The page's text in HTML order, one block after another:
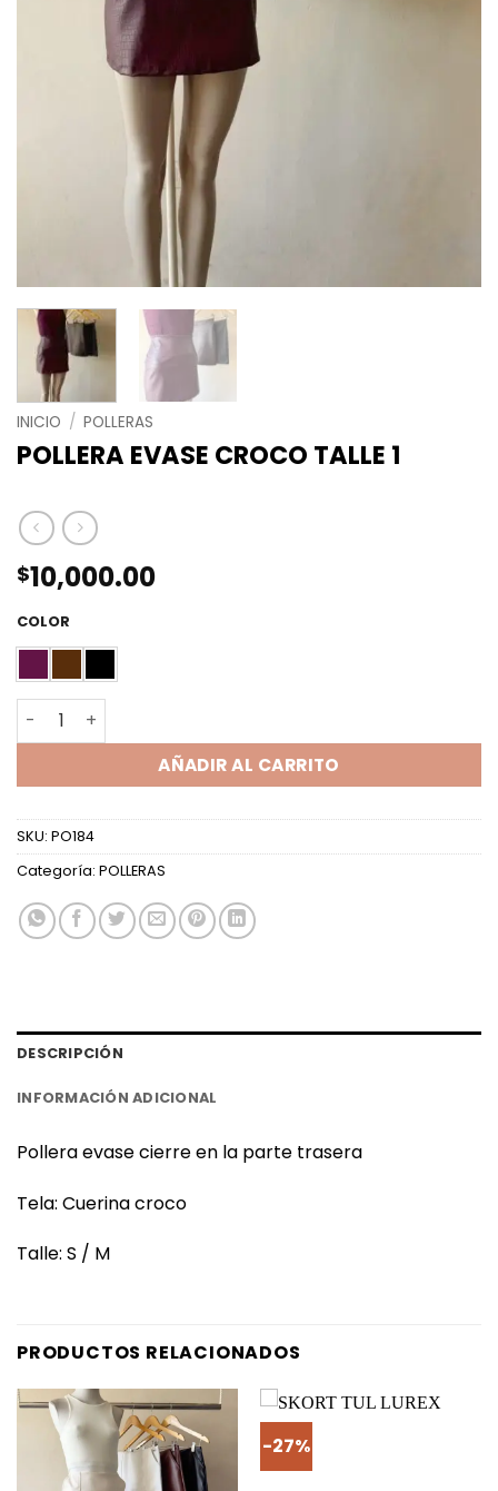
INICIO / POLLERAS
POLLERA EVASE CROCO TALLE 1
$10,000.00
COLOR
POLLERA EVASE CROCO TALLE 1 cantidad
AÑADIR AL CARRITO
SKU: PO184
Categoría: POLLERAS
DESCRIPCIÓN
INFORMACIÓN ADICIONAL
Pollera evase cierre en la parte trasera
Tela: Cuerina croco
Talle: S / M
PRODUCTOS RELACIONADOS
-27%